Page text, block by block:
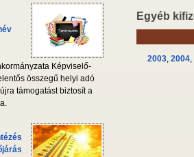
Képviselő-
összegű helyi adó
támogatást biztosít a
Egyéb
2003, 2004,